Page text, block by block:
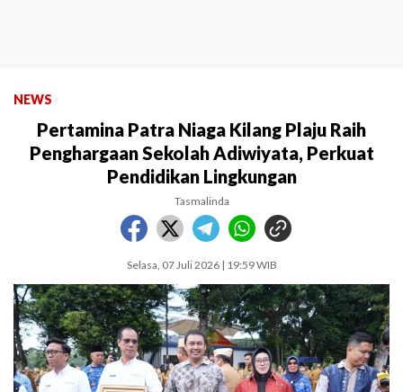
NEWS
Pertamina Patra Niaga Kilang Plaju Raih
Penghargaan Sekolah Adiwiyata, Perkuat
Pendidikan Lingkungan
Tasmalinda
Selasa, 07 Juli 2026 | 19:59 WIB